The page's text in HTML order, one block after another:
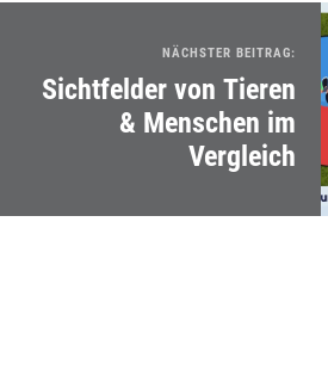
NÄCHSTER BEITRAG:
Sichtfelder von Tieren
& Menschen im
Vergleich